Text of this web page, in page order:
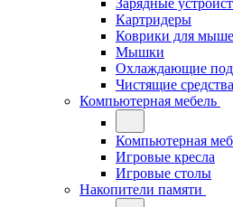
Зарядные
Картридеры
Коврики для
Мышки
Охлаждающие
Чистящие
Компьютерная мебель
Компьютерная
Игровые кресла
Игровые столы
Накопители памяти